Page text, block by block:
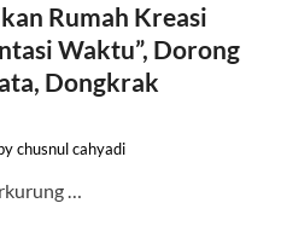
Rumah Kreasi
Waktu”, Dorong
Dongkrak
chusnul cahyadi
…